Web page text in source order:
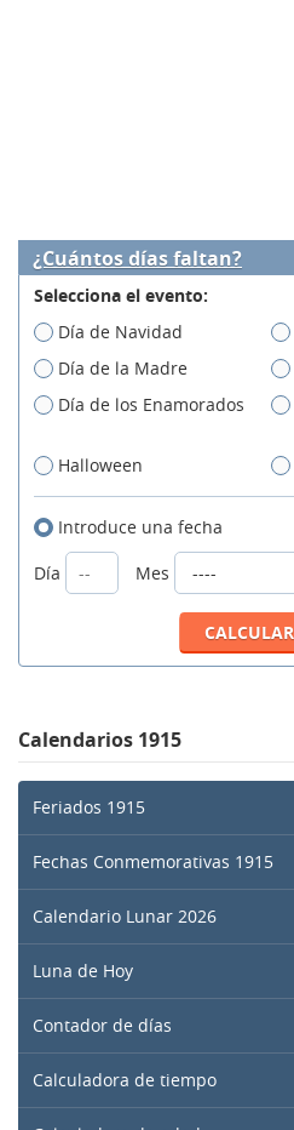
¿Cuántos días faltan?
Selecciona el evento:
Día de Navidad
Día de la Madre
Día de los Enamorados
Halloween
Introduce una fecha
Día
Mes
Calendarios 1915
Feriados 1915
Fechas Conmemorativas 1915
Calendario Lunar 2026
Luna de Hoy
Contador de días
Calculadora de tiempo